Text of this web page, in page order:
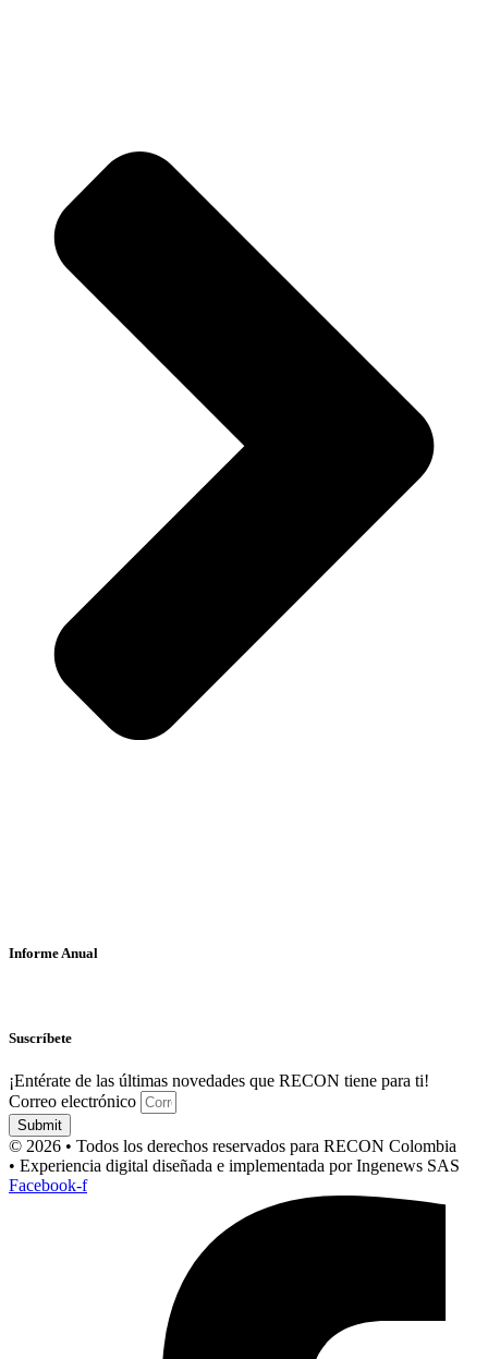
Informe Anual
Suscríbete
¡Entérate de las últimas novedades que RECON tiene para ti!
Correo electrónico
Submit
© 2026 • Todos los derechos reservados para RECON Colombia
• Experiencia digital diseñada e implementada por Ingenews SAS
Facebook-f